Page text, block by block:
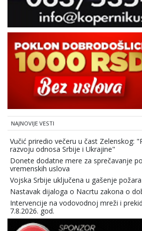
NAJNOVIJE VESTI
Vučić priredio večeru u čast Zelenskog:
razvoju odnosa Srbije i Ukrajine"
Donete dodatne mere za sprečavanje
vremenskih uslova
Vojska Srbije uključena u gašenje
Nastavak dijaloga o Nacrtu zakona o
Intervencije na vodovodnoj mreži i
7.8.2026. god.